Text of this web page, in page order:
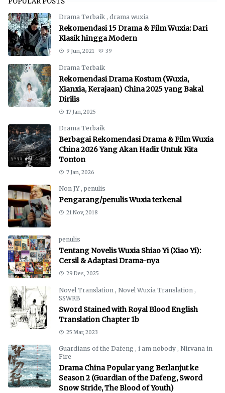
Drama Terbaik , drama wuxia
Rekomendasi 15 Drama & Film Wuxia: Dari
Klasik hingga Modern
9 Jun, 2021 39
Drama Terbaik
Rekomendasi Drama Kostum (Wuxia,
Xianxia, Kerajaan) China 2025 yang Bakal
Dirilis
17 Jan, 2025
Drama Terbaik
Berbagai Rekomendasi Drama & Film Wuxia
China 2026 Yang Akan Hadir Untuk Kita
Tonton
7 Jan, 2026
Non JY , penulis
Pengarang/penulis Wuxia terkenal
21 Nov, 2018
penulis
Tentang Novelis Wuxia Shiao Yi (Xiao Yi):
Cersil & Adaptasi Drama-nya
29 Des, 2025
Novel Translation , Novel Wuxia Translation ,
SSWRB
Sword Stained with Royal Blood English
Translation Chapter 1b
25 Mar, 2023
Guardians of the Dafeng , i am nobody , Nirvana in
Fire
Drama China Popular yang Berlanjut ke
Season 2 (Guardian of the Dafeng, Sword
Snow Stride, The Blood of Youth)